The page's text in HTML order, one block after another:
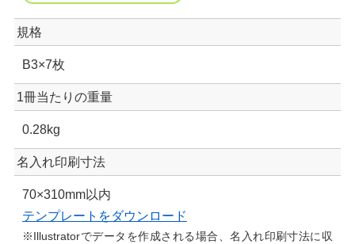
規格
B3×7枚
1冊当たりの重量
0.28kg
名入れ印刷寸法
70×310mm以内
テンプレートをダウンロード
※Illustratorでデータを作成される場合、名入れ印刷寸法に収